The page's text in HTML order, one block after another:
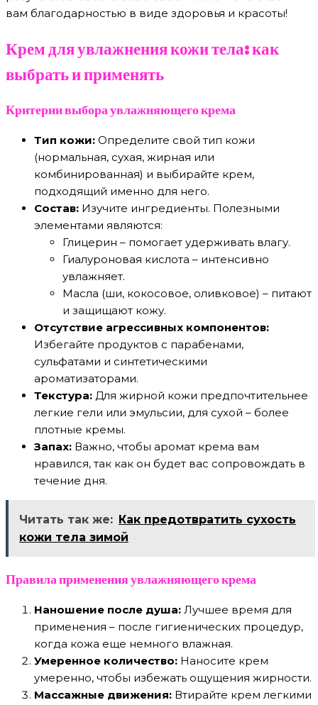
вам благодарностью в виде здоровья и красоты!
Крем для увлажнения кожи тела: как
выбрать и применять
Критерии выбора увлажняющего крема
Тип кожи: Определите свой тип кожи
(нормальная, сухая, жирная или
комбинированная) и выбирайте крем,
подходящий именно для него.
Состав: Изучите ингредиенты. Полезными
элементами являются:
Глицерин – помогает удерживать влагу.
Гиалуроновая кислота – интенсивно
увлажняет.
Масла (ши, кокосовое, оливковое) – питают
и защищают кожу.
Отсутствие агрессивных компонентов:
Избегайте продуктов с парабенами,
сульфатами и синтетическими
ароматизаторами.
Текстура: Для жирной кожи предпочтительнее
легкие гели или эмульсии, для сухой – более
плотные кремы.
Запах: Важно, чтобы аромат крема вам
нравился, так как он будет вас сопровождать в
течение дня.
Читать так же: Как предотвратить сухость
кожи тела зимой
Правила применения увлажняющего крема
Наношение после душа: Лучшее время для
применения – после гигиенических процедур,
когда кожа еще немного влажная.
Умеренное количество: Наносите крем
умеренно, чтобы избежать ощущения жирности.
Массажные движения: Втирайте крем легкими